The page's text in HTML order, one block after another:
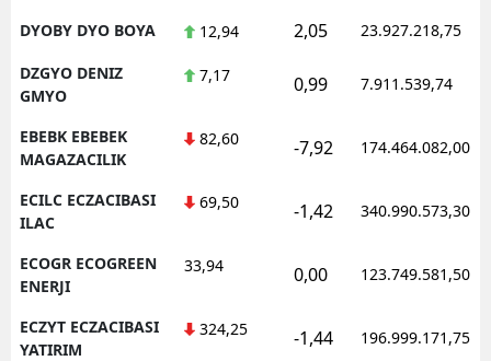
DYOBY DYO BOYA 12,94 2,05 23.927.218,75
DZGYO DENIZ
GMYO
7,17 0,99 7.911.539,74
EBEBK EBEBEK
MAGAZACILIK
82,60 -7,92 174.464.082,00
ECILC ECZACIBASI
ILAC
69,50 -1,42 340.990.573,30
ECOGR ECOGREEN
ENERJI
33,94 0,00 123.749.581,50
ECZYT ECZACIBASI
YATIRIM
324,25 -1,44 196.999.171,75